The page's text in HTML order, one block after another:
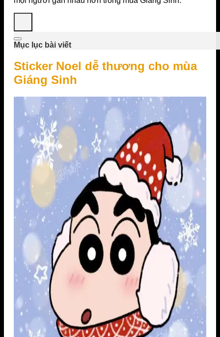
Mục lục bài viết
Sticker Noel dễ thương cho mùa
Giáng Sinh